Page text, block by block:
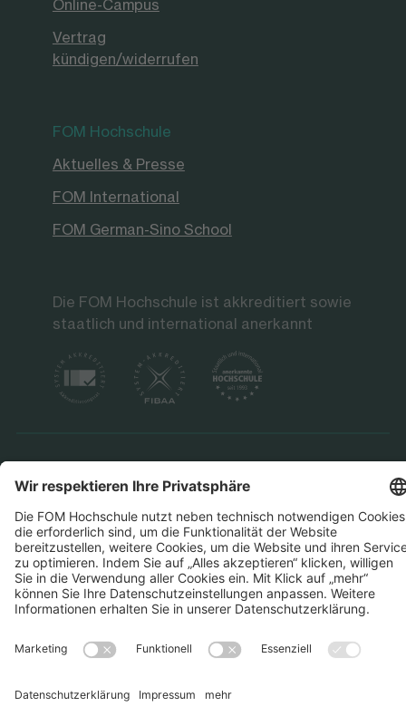
Online-Campus
Vertrag
kündigen/widerrufen
FOM Hochschule
Aktuelles & Presse
FOM International
FOM German-Sino School
Die FOM Hochschule ist akkreditiert sowie
staatlich und international anerkannt
Datenschutz Impressum